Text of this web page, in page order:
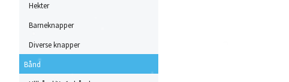
Hekter
Barneknapper
Diverse knapper
Bånd